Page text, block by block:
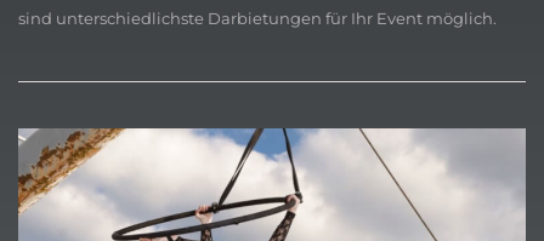
sind unterschiedlichste Darbietungen für Ihr Event möglich.